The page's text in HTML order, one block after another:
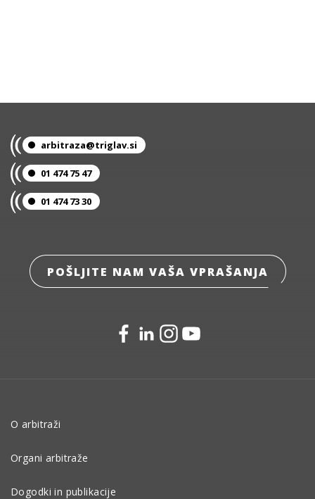
arbitraza@triglav.si
01 474 75 47
01 474 73 30
POŠLJITE NAM VAŠA VPRAŠANJA
O arbitraži
Organi arbitraže
Dogodki in publikacije